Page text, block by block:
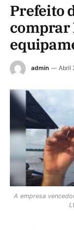
Prefeito
comprar
admin Abril
A empresa